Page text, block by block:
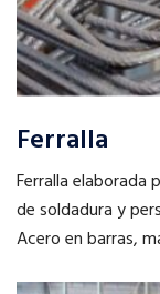
Ferralla
Ferralla elaborada
de soldadura y
Acero en barras,